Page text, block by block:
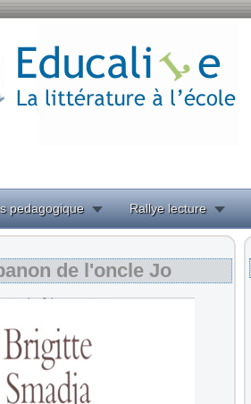
pedagogique Rallye lecture
de l'oncle Jo